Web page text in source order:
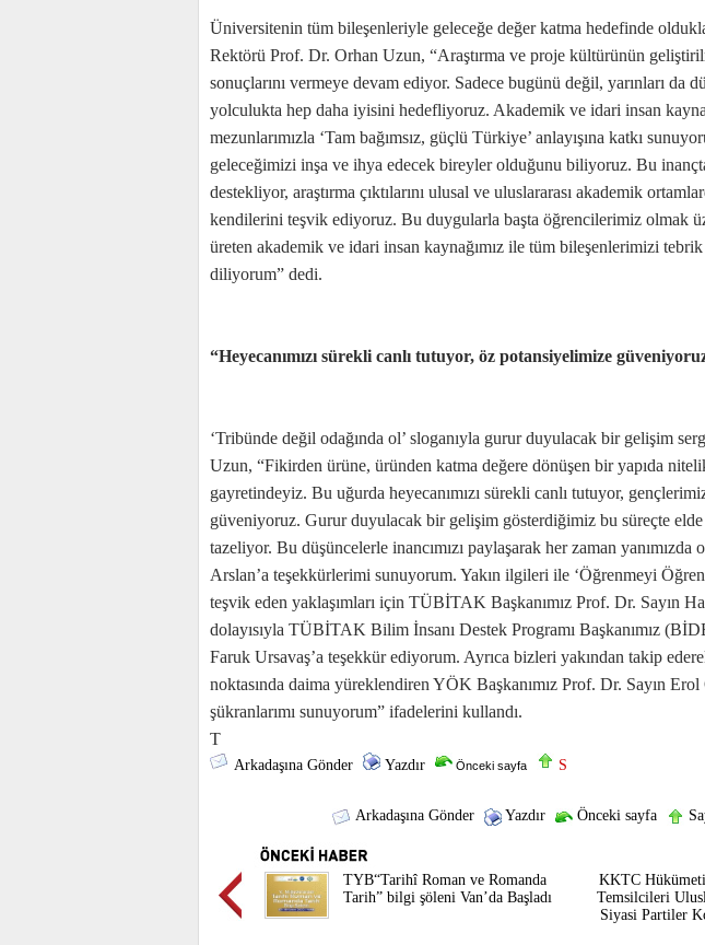
Üniversitenin tüm bileşenleriyle geleceğe değer katma hedefinde
Rektörü Prof. Dr. Orhan Uzun, “Araştırma ve proje kültürünün
sonuçlarını vermeye devam ediyor. Sadece bugünü değil, yarınları da
yolculukta hep daha iyisini hedefliyoruz. Akademik ve idari insan
mezunlarımızla ‘Tam bağımsız, güçlü Türkiye’ anlayışına katkı
geleceğimizi inşa ve ihya edecek bireyler olduğunu biliyoruz. Bu
destekliyor, araştırma çıktılarını ulusal ve uluslararası akademik
kendilerini teşvik ediyoruz. Bu duygularla başta öğrencilerimiz olmak
üreten akademik ve idari insan kaynağımız ile tüm bileşenlerimizi tebrik
diliyorum” dedi.
“Heyecanımızı sürekli canlı tutuyor, öz potansiyelimize
‘Tribünde değil odağında ol’ sloganıyla gurur duyulacak bir gelişim
Uzun, “Fikirden ürüne, üründen katma değere dönüşen bir yapıda
gayretindeyiz. Bu uğurda heyecanımızı sürekli canlı tutuyor,
güveniyoruz. Gurur duyulacak bir gelişim gösterdiğimiz bu süreçte elde
tazeliyor. Bu düşüncelerle inancımızı paylaşarak her zaman
Arslan’a teşekkürlerimi sunuyorum. Yakın ilgileri ile ‘Öğrenmeyi
teşvik eden yaklaşımları için TÜBİTAK Başkanımız Prof. Dr. Sayın
dolayısıyla TÜBİTAK Bilim İnsanı Destek Programı Başkanımız
Faruk Ursavaş’a teşekkür ediyorum. Ayrıca bizleri yakından takip
noktasında daima yüreklendiren YÖK Başkanımız Prof. Dr. Sayın
şükranlarımı sunuyorum” ifadelerini kullandı.
T
Arkadaşına Gönder Yazdır Önceki sayfa S
Arkadaşına Gönder Yazdır Önceki sayfa
TYB“Tarihî Roman ve Romanda
Tarih” bilgi şöleni Van’da Başladı
KKTC
Temsilcileri
Siyasi Partiler